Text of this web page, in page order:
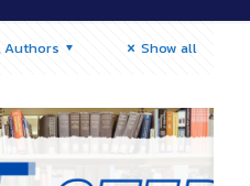
Authors Show all